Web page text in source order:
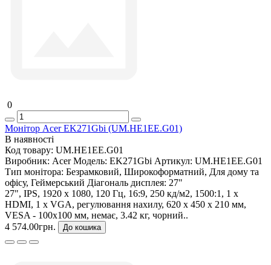
0
Монітор Acer EK271Gbi (UM.HE1EE.G01)
В наявності
Код товару: UM.HE1EE.G01
Виробник: Acer Модель: EK271Gbi Артикул: UM.HE1EE.G01
Тип монітора: Безрамковий, Широкоформатний, Для дому та
офісу, Геймерський Діагональ дисплея: 27"
27", IPS, 1920 x 1080, 120 Гц, 16:9, 250 кд/м2, 1500:1, 1 х
HDMI, 1 х VGA, регулювання нахилу, 620 x 450 x 210 мм,
VESA - 100x100 мм, немає, 3.42 кг, чорний..
4 574.00грн.
До кошика